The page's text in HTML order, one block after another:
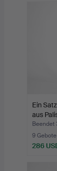
Ein
aus
Beendet
9 Gebote
286